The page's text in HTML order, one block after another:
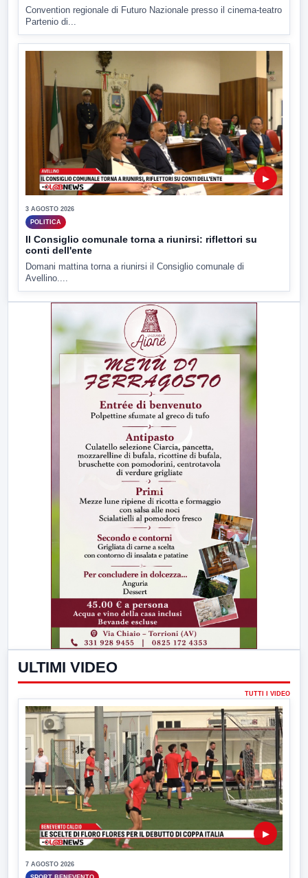
Convention regionale di Futuro Nazionale presso il cinema-teatro
Partenio di...
▶
3 AGOSTO 2026
POLITICA
Il Consiglio comunale torna a riunirsi: riflettori su
conti dell'ente
Domani mattina torna a riunirsi il Consiglio comunale di
Avellino....
ULTIMI VIDEO
TUTTI I VIDEO
▶
7 AGOSTO 2026